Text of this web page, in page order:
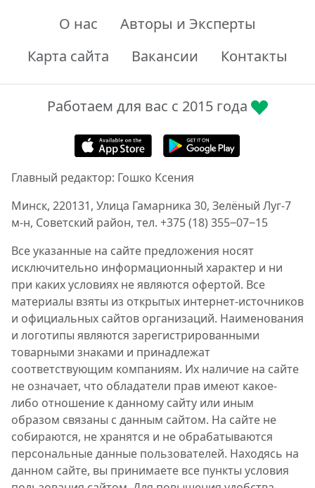
О нас
Авторы и Эксперты
Карта сайта
Вакансии Контакты
Работаем для вас с 2015 года
Главный редактор: Гошко Ксения
Минск, 220131, Улица Гамарника 30, Зелёный Луг-7
м-н, Советский район, тел. +375 (18) 355‒07‒15
Все указанные на сайте предложения носят
исключительно информационный характер и ни
при каких условиях не являются офертой. Все
материалы взяты из открытых интернет-источников
и официальных сайтов организаций. Наименования
и логотипы являются зарегистрированными
товарными знаками и принадлежат
соответствующим компаниям. Их наличие на сайте
не означает, что обладатели прав имеют какое-
либо отношение к данному сайту или иным
образом связаны с данным сайтом. На сайте не
собираются, не хранятся и не обрабатываются
персональные данные пользователей. Находясь на
данном сайте, вы принимаете все пункты условия